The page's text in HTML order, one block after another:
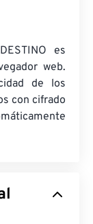
es
web.
de los
con cifrado